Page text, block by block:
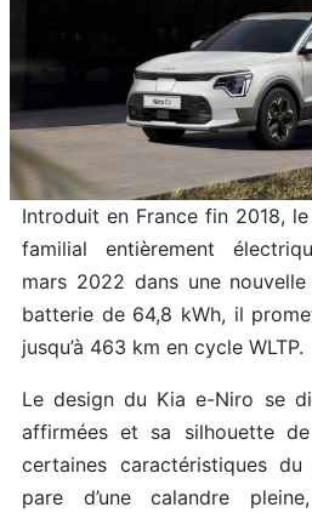
Introduit en France fin 2018,
familial entièrement
mars 2022 dans une nouvelle
batterie de 64,8 kWh, il
jusqu’à 463 km en cycle WLTP.
Le design du Kia e-Niro se
affirmées et sa silhouette de
certaines caractéristiques
pare d’une calandre